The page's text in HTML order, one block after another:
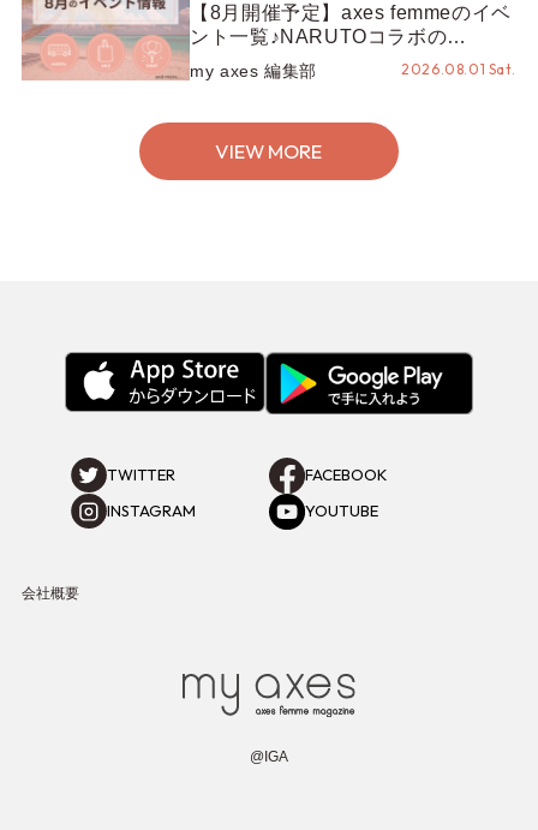
【8月開催予定】axes femmeのイベ
ント一覧♪NARUTOコラボの
REZEN POPUPから、プチYour
Stage.、ティーパーティまで！8月
my axes 編集部 2026.08.01 Sat.
VIEW MORE
TWITTER
FACEBOOK
INSTAGRAM
YOUTUBE
会社概要
@IGA